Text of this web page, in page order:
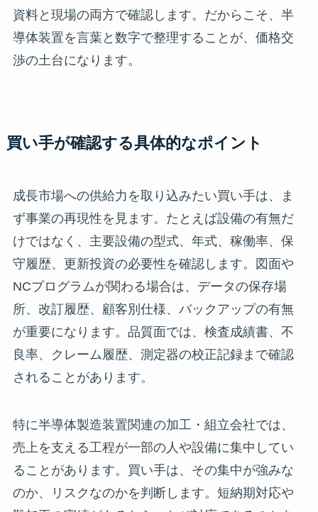
資料と現場の両方で確認します。だからこそ、半
導体装置を言葉と数字で整理することが、価格交
渉の土台になります。
買い手が確認する具体的なポイント
成長市場への供給力を取り込みたい買い手は、ま
ず事業の再現性を見ます。たとえば設備の有無だ
けではなく、主要設備の型式、年式、稼働率、保
守履歴、更新投資の必要性を確認します。図面や
NCプログラムが関わる場合は、データの保存場
所、改訂履歴、顧客別仕様、バックアップの有無
が重要になります。品質面では、検査成績書、不
良率、クレーム履歴、測定器の校正記録まで確認
されることがあります。
特に半導体製造装置関連の加工・組立会社では、
売上を支える工程が一部の人や設備に集中してい
ることがあります。買い手は、その集中が強みな
のか、リスクなのかを判断します。短納期対応や